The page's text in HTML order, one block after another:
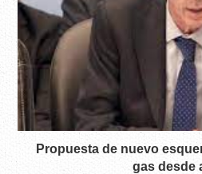
Propuesta de nuevo
gas desde